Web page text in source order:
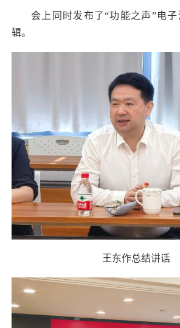
会上同时发布了“功能之声”电
辑。
王东作总结讲话